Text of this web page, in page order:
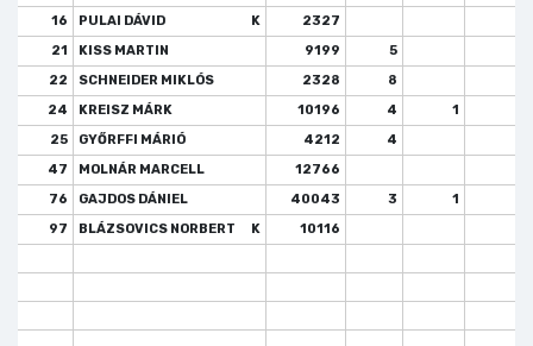
16
PULAI DÁVID K
2327
21
KISS MARTIN 9199
5
22
SCHNEIDER MIKLÓS 2328
8
24
KREISZ MÁRK 10196 4
1
25
GYŐRFFI MÁRIÓ 4212
4
47
MOLNÁR MARCELL
12766
76
GAJDOS DÁNIEL 40043 3 1
97
BLÁZSOVICS NORBERT K 10116